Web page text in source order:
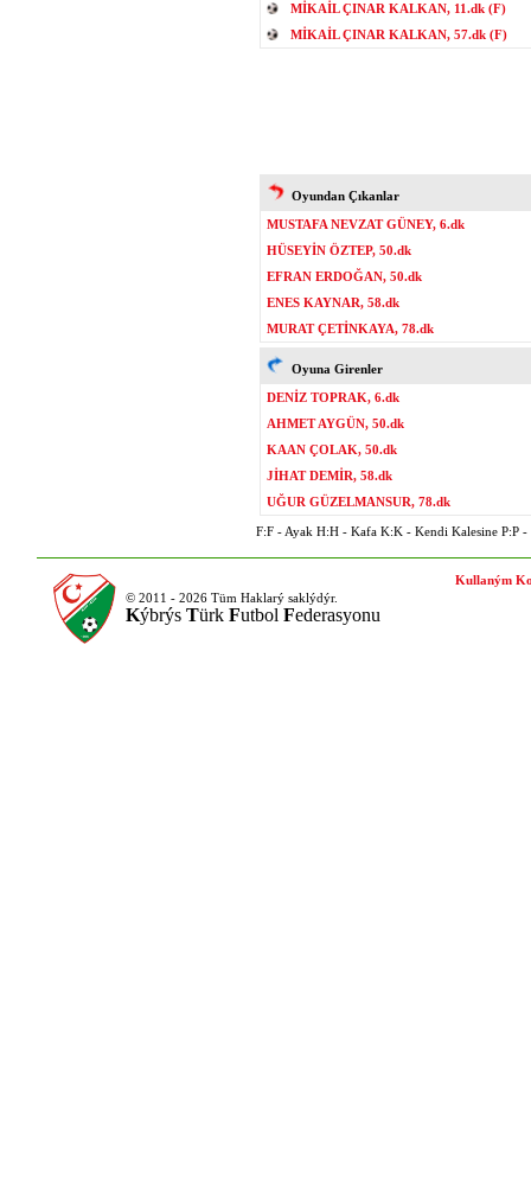
MİKAİL ÇINAR KALKAN, 11.dk (F)
MİKAİL ÇINAR KALKAN, 57.dk (F)
Oyundan Çıkanlar
MUSTAFA NEVZAT GÜNEY, 6.dk
HÜSEYİN ÖZTEP, 50.dk
EFRAN ERDOĞAN, 50.dk
ENES KAYNAR, 58.dk
MURAT ÇETİNKAYA, 78.dk
Oyuna Girenler
DENİZ TOPRAK, 6.dk
AHMET AYGÜN, 50.dk
KAAN ÇOLAK, 50.dk
JİHAT DEMİR, 58.dk
UĞUR GÜZELMANSUR, 78.dk
F:F - Ayak H:H - Kafa K:K - Kendi Kalesine P:P -
© 2011 - 2026 Tüm Haklarý saklýdýr.
Kýbrýs Türk Futbol Federasyonu
Kullaným